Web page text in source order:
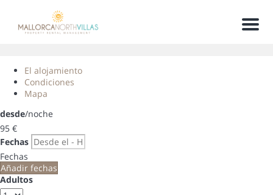
Menu
El alojamiento
Condiciones
Mapa
desde/noche
95 €
Fechas
Fechas
Añadir fechas
Adultos